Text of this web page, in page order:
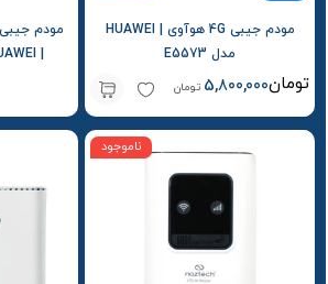
مودم جیبی 4G هوآوی | HUAWEI
مدل E5573
5,800,000 تومان تومان
ناموجود